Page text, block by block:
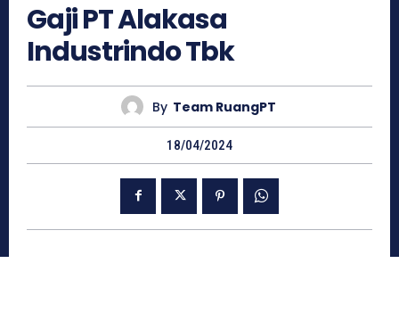
Gaji PT Alakasa
Industrindo Tbk
By Team RuangPT
18/04/2024